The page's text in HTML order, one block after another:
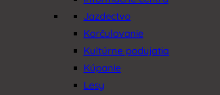
Jazdectvo
Korčulovanie
Kultúrne podujatia
Kúpanie
Lesy